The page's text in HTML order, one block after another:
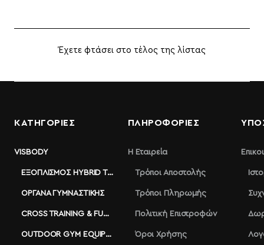
Έχετε φτάσει στο τέλος της λίστας
ΚΑΤΗΓΟΡΙΕΣ
VISBODY
ΕΞΟΠΛΙΣΜΌΣ HYBRID TRAINING
ΌΡΓΑΝΑ ΓΥΜΝΑΣΤΙΚΉΣ
CROSS TRAINING & FUNCTIONAL
OUTDOOR GYM EQUIPMENT
ΠΛΗΡΟΦΟΡΊΕΣ
Η Εταιρεία
Τρόποι Αποστολής
Τρόποι Πληρωμής
Πολιτική Επιστροφών
Όροι Χρήσης